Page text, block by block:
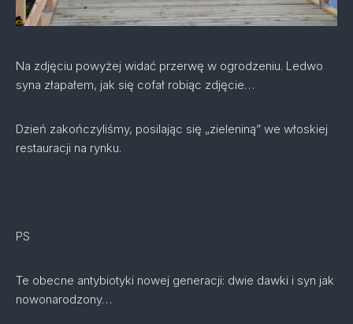
Na zdjęciu powyżej widać przerwę w ogrodzeniu. Ledwo
syna złapałem, jak się cofał robiąc zdjęcie…
Dzień zakończyliśmy, posilając się „zieleniną” we włoskiej
restauracji na rynku.
PS
Te obecne antybiotyki nowej generacji: dwie dawki i syn jak
nowonarodzony…